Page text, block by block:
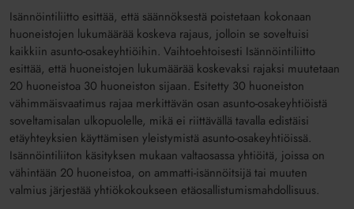
Isännöintiliitto esittää, että säännöksestä poistetaan kokonaan
huoneistojen lukumäärää koskeva rajaus, jolloin se soveltuisi
kaikkiin asunto-osakeyhtiöihin. Vaihtoehtoisesti Isännöintiliitto
esittää, että huoneistojen lukumäärää koskevaksi rajaksi muutetaan
20 huoneistoa 30 huoneiston sijaan. Esitetty 30 huoneiston
vähimmäisvaatimus rajaa merkittävän osan asunto-osakeyhtiöistä
soveltamisalan ulkopuolelle, mikä ei riittävällä tavalla edistäisi
etäyhteyksien käyttämisen yleistymistä asunto-osakeyhtiöissä.
Isännöintiliiton käsityksen mukaan valtaosassa yhtiöitä, joissa on
vähintään 20 huoneistoa, on ammatti-isännöitsijä tai muuten
valmius järjestää yhtiökokoukseen etäosallistumismahdollisuus.